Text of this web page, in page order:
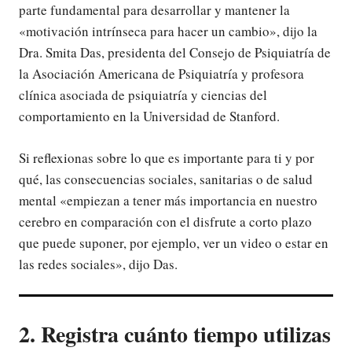
parte fundamental para desarrollar y mantener la
«motivación intrínseca para hacer un cambio», dijo la
Dra. Smita Das, presidenta del Consejo de Psiquiatría de
la Asociación Americana de Psiquiatría y profesora
clínica asociada de psiquiatría y ciencias del
comportamiento en la Universidad de Stanford.
Si reflexionas sobre lo que es importante para ti y por
qué, las consecuencias sociales, sanitarias o de salud
mental «empiezan a tener más importancia en nuestro
cerebro en comparación con el disfrute a corto plazo
que puede suponer, por ejemplo, ver un video o estar en
las redes sociales», dijo Das.
2. Registra cuánto tiempo utilizas